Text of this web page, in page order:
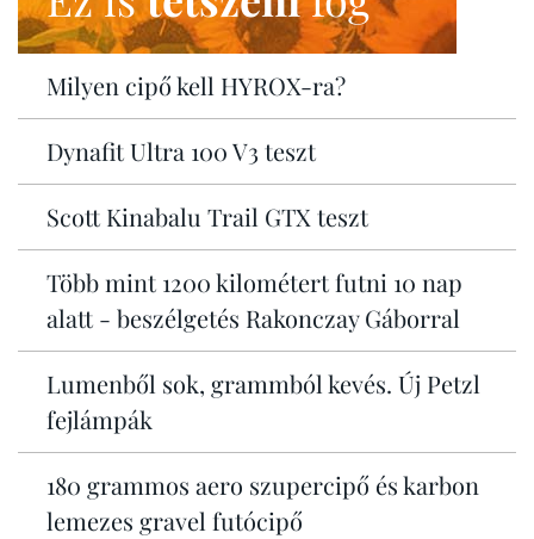
Milyen cipő kell HYROX-ra?
Dynafit Ultra 100 V3 teszt
Scott Kinabalu Trail GTX teszt
Több mint 1200 kilométert futni 10 nap
alatt - beszélgetés Rakonczay Gáborral
Lumenből sok, grammból kevés. Új Petzl
fejlámpák
180 grammos aero szupercipő és karbon
lemezes gravel futócipő